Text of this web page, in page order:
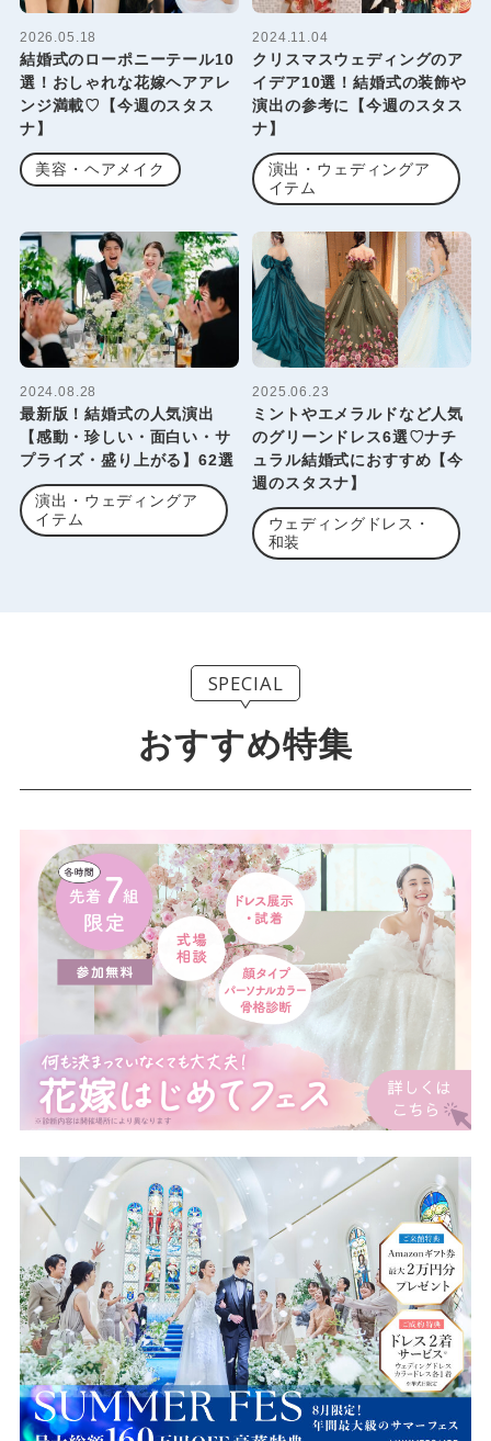
2026.05.18
結婚式のローポニーテール10
選！おしゃれな花嫁ヘアアレ
ンジ満載♡【今週のスタス
ナ】
美容・ヘアメイク
2024.11.04
クリスマスウェディングのア
イデア10選！結婚式の装飾や
演出の参考に【今週のスタス
ナ】
演出・ウェディングア
イテム
2024.08.28
最新版！結婚式の人気演出
【感動・珍しい・面白い・サ
プライズ・盛り上がる】62選
演出・ウェディングア
イテム
2025.06.23
ミントやエメラルドなど人気
のグリーンドレス6選♡ナチ
ュラル結婚式におすすめ【今
週のスタスナ】
ウェディングドレス・
和装
SPECIAL
おすすめ特集